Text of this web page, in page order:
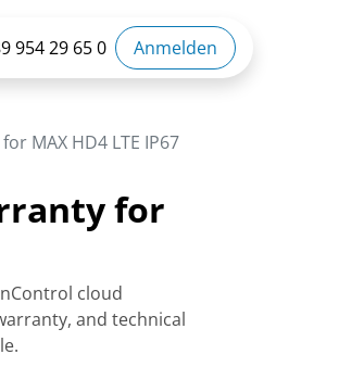
954 29 65 0 Anmelden
MAX HD4 LTE IP67
for
cloud
and technical